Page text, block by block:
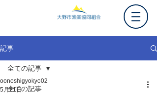
記事
全ての記事
全ての記事
oonoshigyokyo02
5月21日